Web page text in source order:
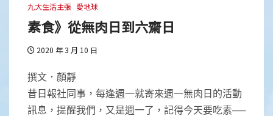
九大生活主張 愛地球
素食》從無肉日到六齋日
2020 年 3 月 10 日
撰文．顏靜
昔日報社同事，每逢週一就寄來週一無肉日的活動
訊息，提醒我們，又是週一了，記得今天要吃素──